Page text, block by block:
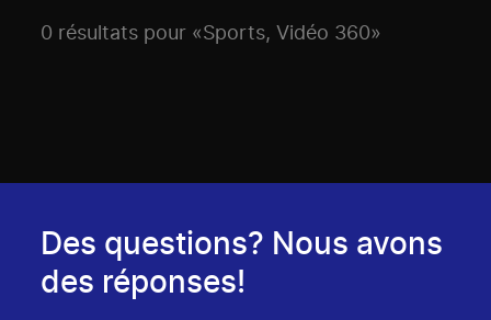
0 résultats pour «Sports, Vidéo 360»
Des questions? Nous avons
des réponses!